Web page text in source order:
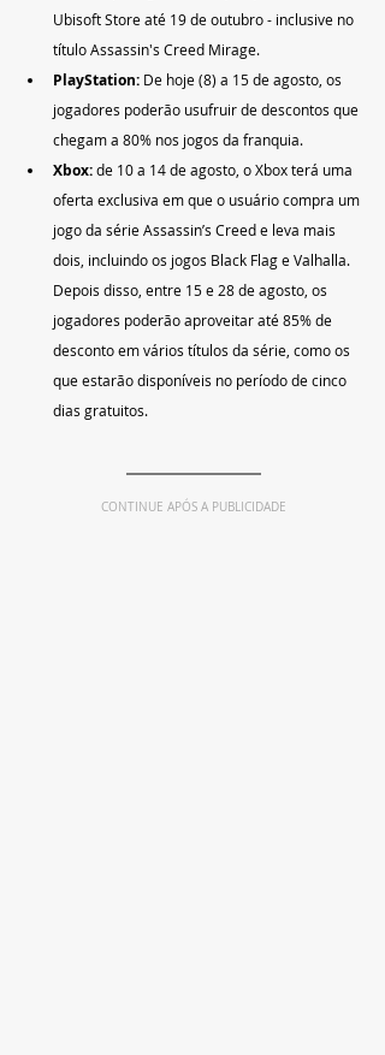
Ubisoft Store até 19 de outubro - inclusive no
título Assassin's Creed Mirage.
PlayStation: De hoje (8) a 15 de agosto, os
jogadores poderão usufruir de descontos que
chegam a 80% nos jogos da franquia.
Xbox: de 10 a 14 de agosto, o Xbox terá uma
oferta exclusiva em que o usuário compra um
jogo da série Assassin’s Creed e leva mais
dois, incluindo os jogos Black Flag e Valhalla.
Depois disso, entre 15 e 28 de agosto, os
jogadores poderão aproveitar até 85% de
desconto em vários títulos da série, como os
que estarão disponíveis no período de cinco
dias gratuitos.
CONTINUE APÓS A PUBLICIDADE